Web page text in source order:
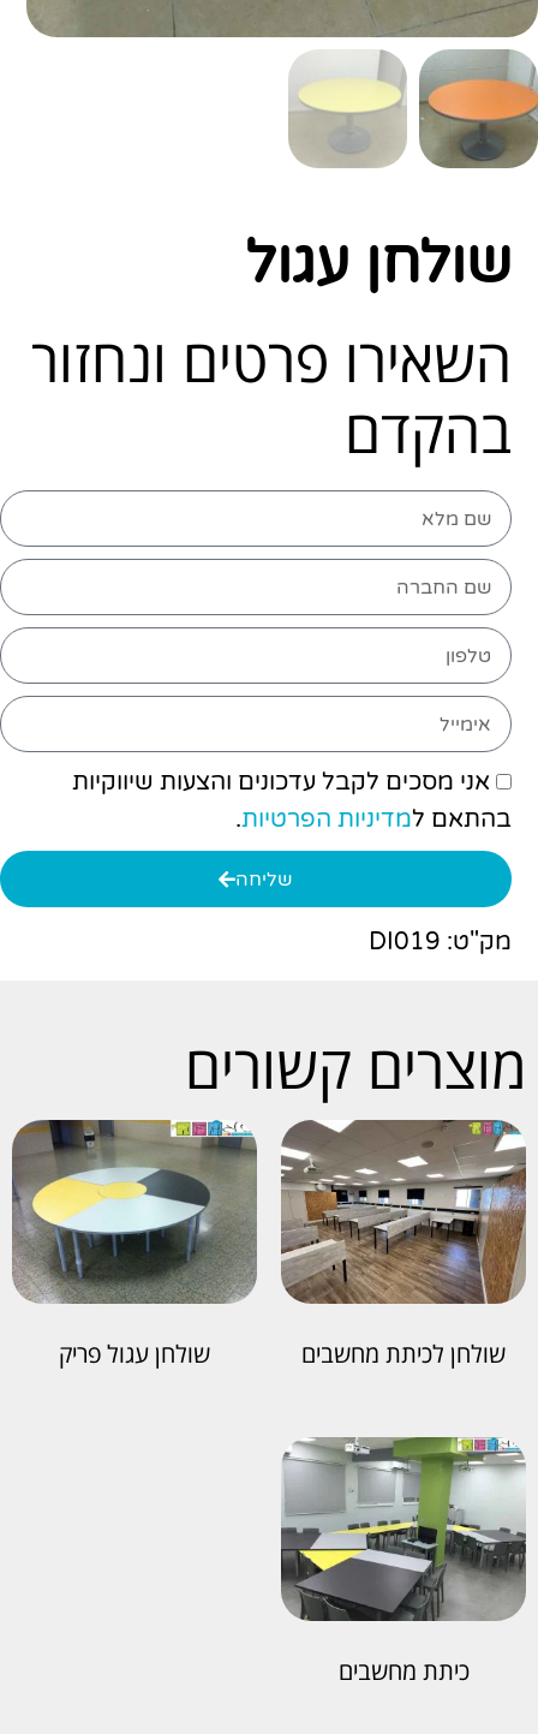
שולחן עגול
השאירו פרטים ונחזור
בהקדם
אני מסכים לקבל עדכונים והצעות שיווקיות
בהתאם למדיניות הפרטיות.
שליחה
מק"ט: DI019
מוצרים קשורים
שולחן לכיתת מחשבים שולחן עגול פריק
כיתת מחשבים